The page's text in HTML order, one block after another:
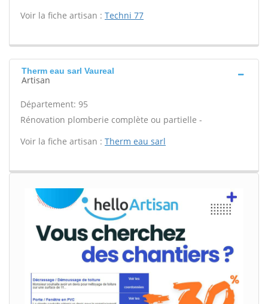
Voir la fiche artisan : Techni 77
Therm eau sarl Vaureal
Artisan
Département: 95
Rénovation plomberie complète ou partielle -
Voir la fiche artisan : Therm eau sarl